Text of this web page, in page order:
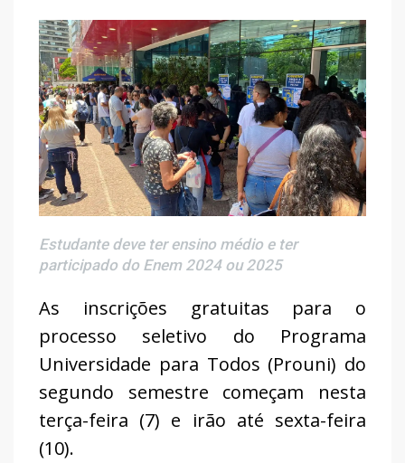
Estudante deve ter ensino médio e ter
participado do Enem 2024 ou 2025
As inscrições gratuitas para o
processo seletivo do Programa
Universidade para Todos (Prouni) do
segundo semestre começam nesta
terça-feira (7) e irão até sexta-feira
(10).